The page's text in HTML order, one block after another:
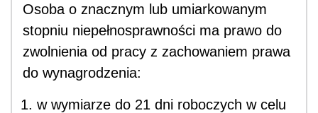
Osoba o znacznym lub umiarkowanym
stopniu niepełnosprawności ma prawo do
zwolnienia od pracy z zachowaniem prawa
do wynagrodzenia:
w wymiarze do 21 dni roboczych w celu